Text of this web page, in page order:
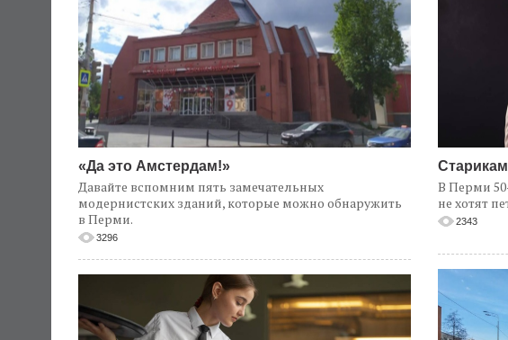
«Да это Амстердам!»
Давайте вспомним пять замечательных
модернистских зданий, которые можно обнаружить
в Перми.
3296
В Перми
не хотят
2343